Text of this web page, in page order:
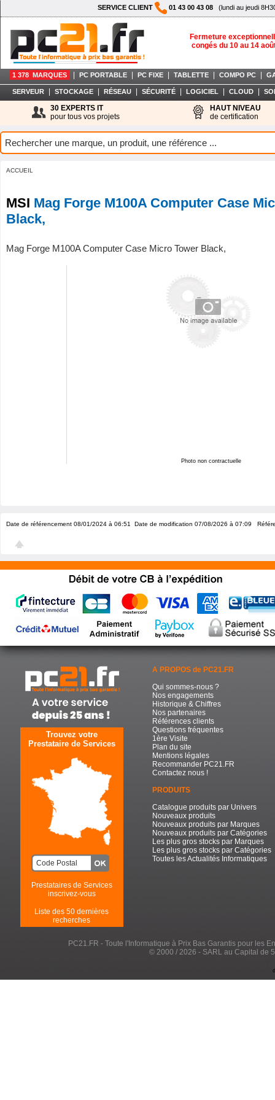
SERVICE CLIENT 01 43 00 43 08 (lundi au jeudi
Fermeture
congés du 10 au 14
1 378 MARQUES PC PORTABLE PC FIXE TABLETTE COMPO PC
SERVEUR STOCKAGE RÉSEAU SÉCURITÉ LOGICIEL CLOUD
30 EXPERTS IT
pour tous vos projets
HAUT NIVEAU
de certification
ACCUEIL
MSI Mag Forge M100A Computer Case
Black,
Mag Forge M100A Computer Case Micro Tower Black,
Photo non contractuelle
Date de référencement 08/01/2024 à 06:51 Date de modification 07/08/2026 à 07:09
Trouvez votre
Prestataire de Services
Prestataires de Services
inscrivez-vous
Liste des 50 dernières
recherches
A PROPOS de PC21.FR
Qui sommes-nous ?
Nos engagements
Historique & Chiffres
Nos partenaires
Références clients
Questions fréquentes
1ère Visite
Plan du site
Mentions légales
Recommander PC21.FR
Contactez nous !
PRODUITS
Catalogue produits par Univers
Nouveaux produits
Nouveaux produits par Marques
Nouveaux produits par Catégories
Les plus gros stocks par Marques
Les plus gros stocks par Catégories
Toutes les Actualités Informatiques
PC21.FR - Toute l'Informatique à Prix Bas Garantis pour les
© 2000 / 2026 - SARL au Capital de